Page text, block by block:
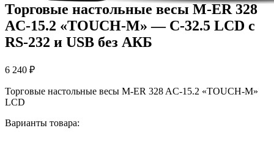
Торговые настольные весы M-ER 328
AC-15.2 «TOUCH-M» — C-32.5 LCD с
RS-232 и USB без АКБ
6 240 ₽
Торговые настольные весы M-ER 328 AC-15.2 «TOUCH-M»
LCD
Варианты товара: